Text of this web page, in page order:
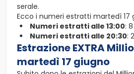
serale.
Ecco i numeri estratti martedì 17
Numeri estratti alle 13:00:
Numeri estratti alle 20:30:
Estrazione EXTRA
martedì 17 giugno